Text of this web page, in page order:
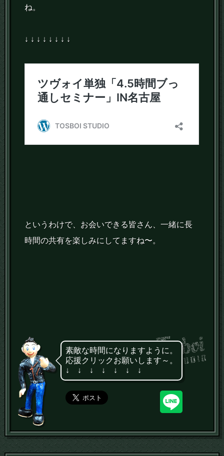
ね。
↓ ↓ ↓ ↓ ↓ ↓ ↓ ↓
というわけで、お会いできる皆さん、一緒に長
時間の共有を楽しみにしてますね〜。
素敵な時間になりますように。
応援クリックお願いします～。
↓ ↓ ↓ ↓ ↓ ↓ ↓